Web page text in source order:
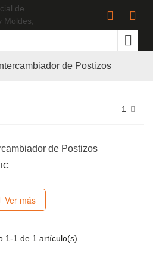
Intercambiador de Postizos
1
de Postizos
Ver más
1-1 de 1 artículo(s)